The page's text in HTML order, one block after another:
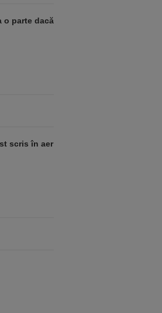
o parte dacă
scris în aer